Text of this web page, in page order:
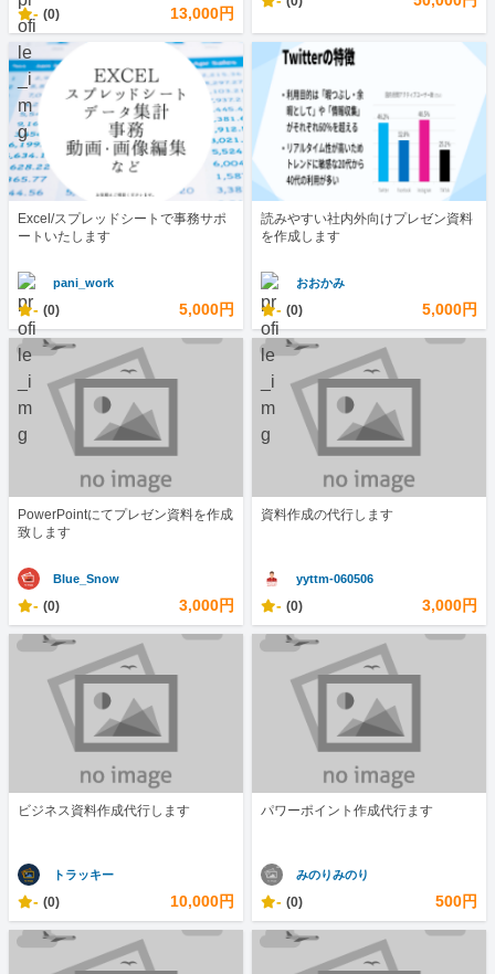
- (0) 13,000円
Excel/スプレッドシートで事務サポ
ートいたします
pani_work
- (0) 5,000円
読みやすい社内外向けプレゼン資料
を作成します
おおかみ
- (0) 5,000円
PowerPointにてプレゼン資料を作成
致します
Blue_Snow
- (0) 3,000円
資料作成の代行します
yyttm-060506
- (0) 3,000円
ビジネス資料作成代行します
トラッキー
- (0) 10,000円
パワーポイント作成代行ます
みのりみのり
- (0) 500円